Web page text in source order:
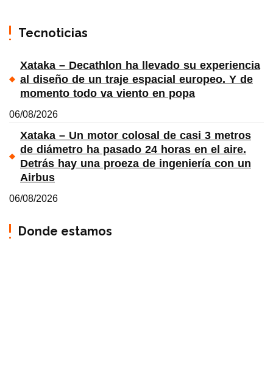
Tecnoticias
Xataka – Decathlon ha llevado su experiencia
al diseño de un traje espacial europeo. Y de
momento todo va viento en popa
06/08/2026
Xataka – Un motor colosal de casi 3 metros
de diámetro ha pasado 24 horas en el aire.
Detrás hay una proeza de ingeniería con un
Airbus
06/08/2026
Donde estamos